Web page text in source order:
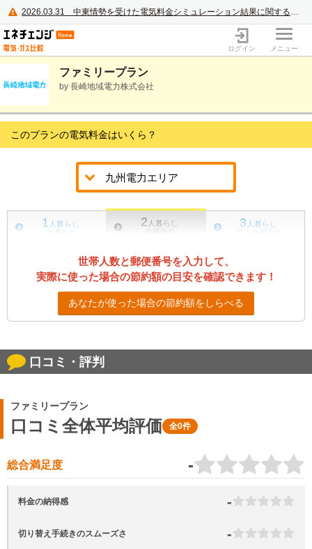
2026.03.31 中東情勢を受けた電気料金シミュレーション結果に関するご案内
電力・ガス比較サイト エネチェンジ
ログイン メニュー
ファミリープラン
by 長崎地域電力株式会社
このプランの電気料金はいくら？
1 人暮らし
の場合
2 人暮らし
の場合
※
3 人暮らし
以上の場合
世帯人数と郵便番号を入力して、
実際に使った場合の節約額の目安を確認できます！
あなたが使った場合の節約額をしらべる
口コミ・評判
ファミリープラン
口コミ全体平均評価 全0件
総合満足度 -
料金の納得感 -
切り替え手続きのスムーズさ -